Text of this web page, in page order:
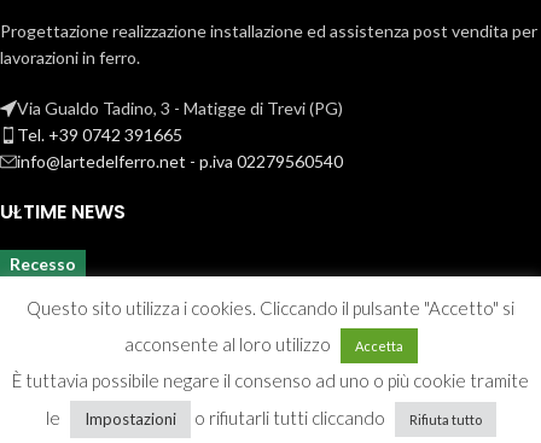
Progettazione realizzazione installazione ed assistenza post vendita per
lavorazioni in ferro.
Via Gualdo Tadino, 3 - Matigge di Trevi (PG)
Tel. +39 0742 391665
info@lartedelferro.net - p.iva 02279560540
ULTIME NEWS
Recesso
Questo sito utilizza i cookies. Cliccando il pulsante "Accetto" si
acconsente al loro utilizzo
Accetta
È tuttavia possibile negare il consenso ad uno o più cookie tramite
le
Impostazioni o rifiutarli tutti cliccando Rifiuta tutto